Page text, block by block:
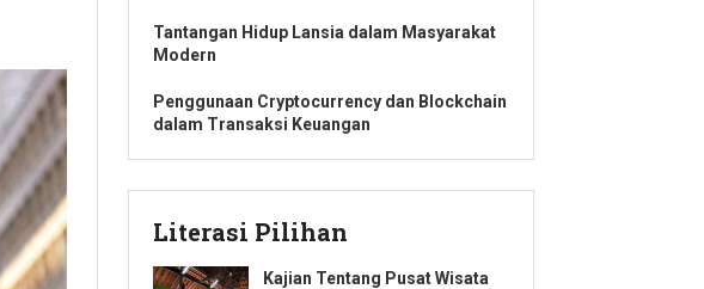
Tantangan Hidup Lansia dalam Masyarakat
Modern
Penggunaan Cryptocurrency dan Blockchain
dalam Transaksi Keuangan
Literasi Pilihan
Kajian Tentang Pusat Wisata